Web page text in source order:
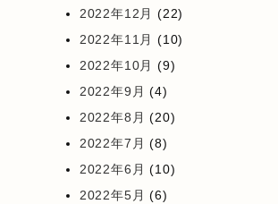
2022年12月 (22)
2022年11月 (10)
2022年10月 (9)
2022年9月 (4)
2022年8月 (20)
2022年7月 (8)
2022年6月 (10)
2022年5月 (6)